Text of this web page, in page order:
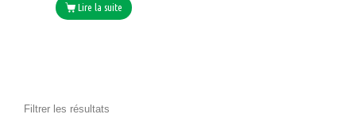
Lire la suite
Filtrer les résultats